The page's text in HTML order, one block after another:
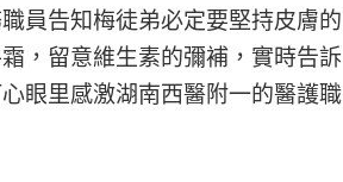
員告知梅徒弟必定要堅持皮膚的
，留意維生素的彌補，實時告訴
眼里感激湖南西醫附一的醫護職